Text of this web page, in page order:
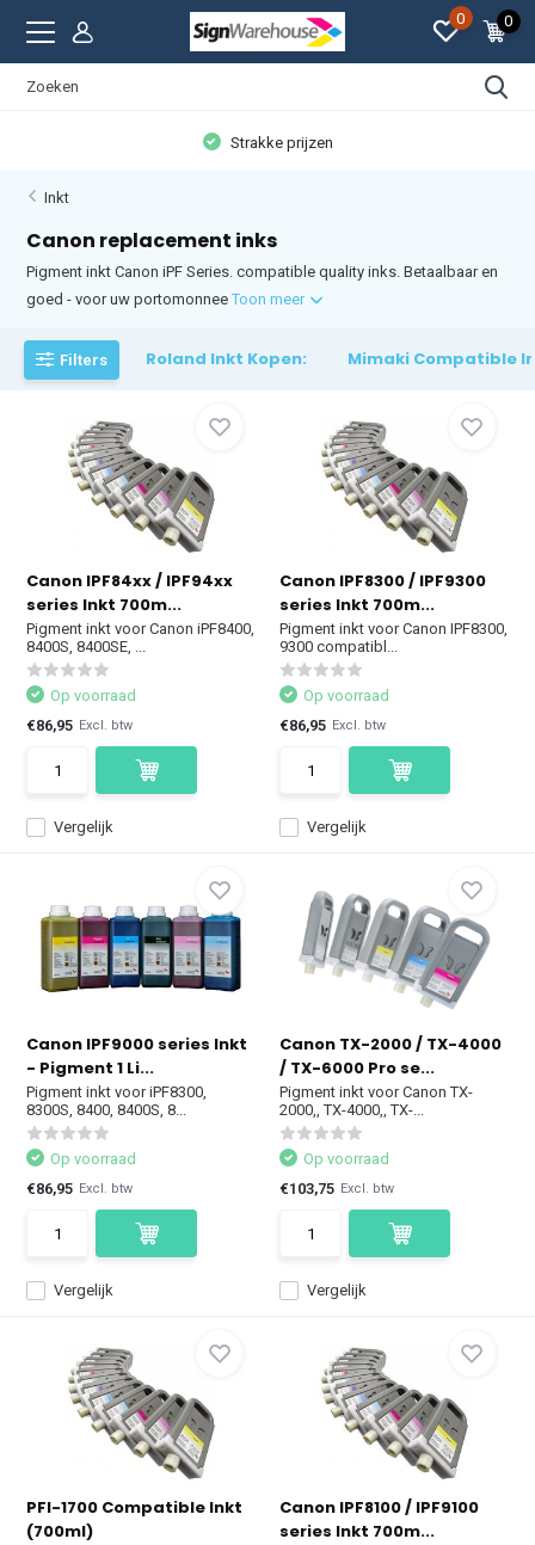
0 0
Strakke prijzen
Inkt
Canon replacement inks
Pigment inkt Canon iPF Series. compatible quality inks. Betaalbaar en
goed - voor uw portomonneeToon meer
Filters Roland Inkt Kopen: Mimaki Compatible
Canon IPF84xx / IPF94xx
series Inkt 700m...
Pigment inkt voor Canon iPF8400,
8400S, 8400SE, ...
Vergelijk
Op voorraad
€86,95 Excl. btw
Canon IPF8300 / IPF9300
series Inkt 700m...
Pigment inkt voor Canon IPF8300,
9300 compatibl...
Vergelijk
Op voorraad
€86,95 Excl. btw
Canon IPF9000 series Inkt
- Pigment 1 Li...
Pigment inkt voor iPF8300,
8300S, 8400, 8400S, 8...
Vergelijk
Op voorraad
€86,95 Excl. btw
Canon TX-2000 / TX-4000
/ TX-6000 Pro se...
Pigment inkt voor Canon TX-
2000,, TX-4000,, TX-...
Vergelijk
Op voorraad
€103,75 Excl. btw
PFI-1700 Compatible Inkt
(700ml)
Canon IPF8100 / IPF9100
series Inkt 700m...